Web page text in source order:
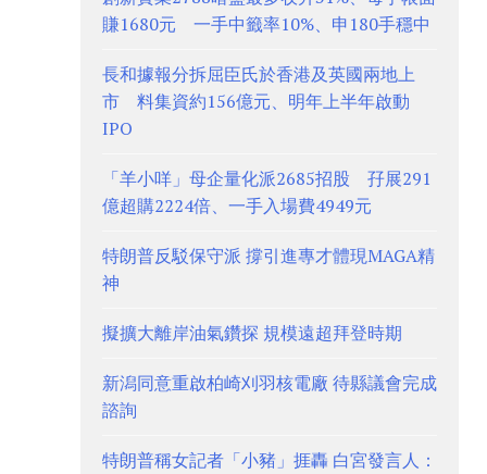
賺1680元 一手中籤率10%、申180手穩中
長和據報分拆屈臣氏於香港及英國兩地上
市 料集資約156億元、明年上半年啟動
IPO
「羊小咩」母企量化派2685招股 孖展291
億超購2224倍、一手入場費4949元
特朗普反駁保守派 撐引進專才體現MAGA精
神
擬擴大離岸油氣鑽探 規模遠超拜登時期
新潟同意重啟柏崎刈羽核電廠 待縣議會完成
諮詢
特朗普稱女記者「小豬」捱轟 白宮發言人：